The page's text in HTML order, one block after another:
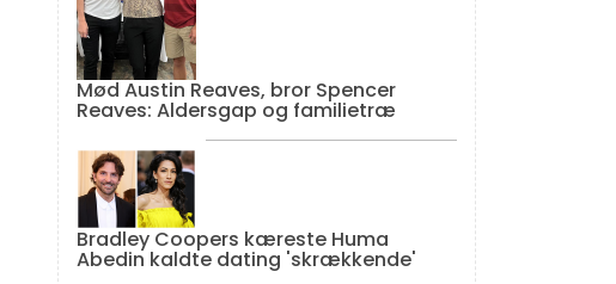
Mød Austin Reaves, bror Spencer
Reaves: Aldersgap og familietræ
Bradley Coopers kæreste Huma
Abedin kaldte dating 'skrækkende'